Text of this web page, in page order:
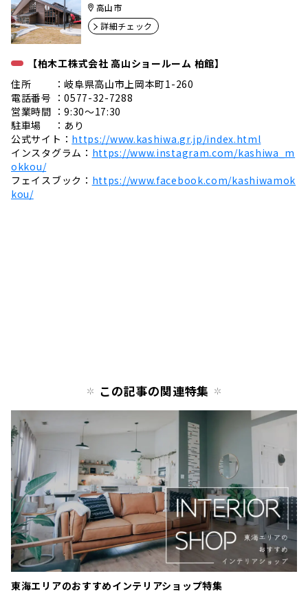
高山市
詳細チェック
【柏木工株式会社 高山ショールーム 柏館】
住所 ：岐阜県高山市上岡本町1-260
電話番号 ：0577-32-7288
営業時間 ：9:30～17:30
駐車場 ：あり
公式サイト： https://www.kashiwa.gr.jp/index.html
インスタグラム： https://www.instagram.com/kashiwa_m
okkou/
フェイスブック： https://www.facebook.com/kashiwamok
kou/
この記事の関連特集
東海エリアのおすすめインテリアショップ特集